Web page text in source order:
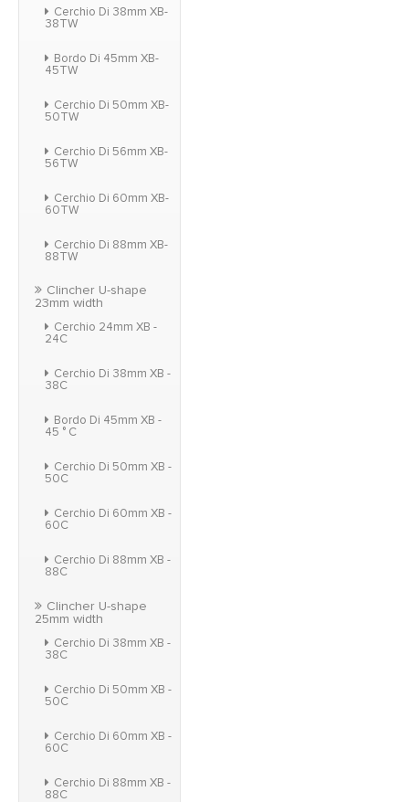
Cerchio Di 38mm XB-
38TW
Bordo Di 45mm XB-
45TW
Cerchio Di 50mm XB-
50TW
Cerchio Di 56mm XB-
56TW
Cerchio Di 60mm XB-
60TW
Cerchio Di 88mm XB-
88TW
Clincher U-shape
23mm width
Cerchio 24mm XB -
24C
Cerchio Di 38mm XB -
38C
Bordo Di 45mm XB -
45 ° C
Cerchio Di 50mm XB -
50C
Cerchio Di 60mm XB -
60C
Cerchio Di 88mm XB -
88C
Clincher U-shape
25mm width
Cerchio Di 38mm XB -
38C
Cerchio Di 50mm XB -
50C
Cerchio Di 60mm XB -
60C
Cerchio Di 88mm XB -
88C